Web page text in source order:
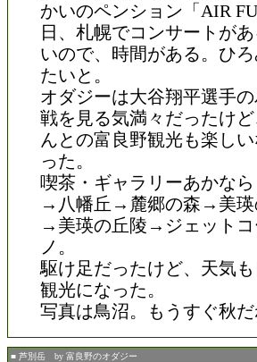
かいのペンション「AIR
日、札幌でコンサートが
いので、時間がある。ひ
たいと。
オダジーは大谷翔平選手
戦を見る気満々だったけ
んとの富良野観光も楽し
った。
喫茶・ギャラリーあかな
→八幡丘→麓郷の森→美瑛
→美瑛の丘陵→ジェット
ノ。
駆け足だったけど、天気
観光になった。
写真は鳥沼。もうすぐ秋だ
■ 芦別岳 by 富良野のオダジー